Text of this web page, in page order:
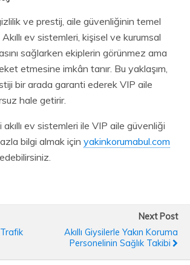
ve prestij, aile güvenliğinin temel
Akıllı ev sistemleri, kişisel ve kurumsal
sağlarken ekiplerin görünmez ama
etmesine imkân tanır. Bu yaklaşım,
bir arada garanti ederek VIP aile
hale getirir.
ev sistemleri ile VIP aile güvenliği
bilgi almak için yakinkorumabul.com
Next Post
Akıllı Giysilerle Yakın Koruma
Personelinin Sağlık Takibi